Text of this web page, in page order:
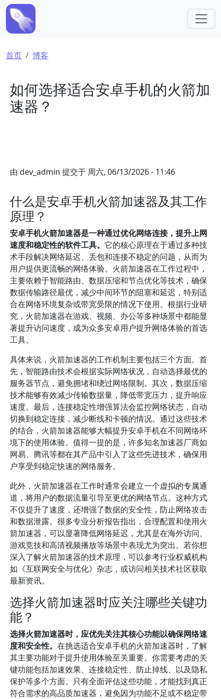
跳转到主要内容
面包屑
首页 博客
如何选择适合安卓手机的火箭加
速器？
由 dev_admin 提交于 周六, 06/13/2026 - 11:46
什么是安卓手机火箭加速器及其工作
原理？
安卓手机火箭加速器是一种通过优化网络连接，提升上网
速度和稳定性的软件工具。 它的核心原理在于通过多种技
术手段解决网络延迟、丢包和连接不稳定的问题，从而为
用户提供更流畅的网络体验。火箭加速器在工作过程中，
主要依赖于智能路由、数据压缩和节点优化等技术，确保
数据传输路径最优，减少中间环节的阻塞和延迟，特别适
合在网络环境复杂或带宽受限的情况下使用。根据行业研
究，火箭加速器在游戏、视频、办公等多种场景中都能显
著提升访问速度，成为众多安卓用户提升网络体验的首选
工具。
具体来说，火箭加速器的工作机制主要包括三个方面。首
先，智能路由技术会根据实际网络状况，自动选择最优的
服务器节点，避免拥堵和绕过网络限制。其次，数据压缩
技术能够有效减少传输数据量，降低带宽压力，提升响应
速度。最后，连接稳定性增强算法会监控网络状态，自动
切换到稳定连接，减少断线和卡顿的情况。通过这些技术
的结合，火箭加速器能够大幅提升安卓手机在不同网络环
境下的使用体验。值得一提的是，许多知名加速器厂商如
网易、腾讯等都在其产品中引入了这些先进技术，确保用
户享受到稳定快速的网络服务。
此外，火箭加速器在工作时通常会建立一个虚拟的专属通
道，将用户的数据流量引导至更优的网络节点。这种方式
不仅提升了速度，还增强了数据的安全性，防止网络攻击
和数据泄露。很多专业分析报告指出，合理配置和使用火
箭加速器，可以显著降低网络延迟，尤其是在海外访问、
游戏竞技和高清视频播放等场景中表现尤为突出。若你想
深入了解火箭加速器的技术原理，可以参考行业权威机构
如《互联网安全与优化》杂志，或访问相关技术社区获取
最新资讯。
选择火箭加速器时应关注哪些关键功
能？
选择火箭加速器时，应优先关注其核心功能以确保网络速
度和安全性。 在挑选适合安卓手机的火箭加速器时，了解
其主要功能对于提升使用体验至关重要。你需要考虑的关
键功能包括加速效果、连接稳定性、防止掉线、以及隐私
保护等多个方面。只有全面评估这些功能，才能找到真正
符合需求的高品质加速器，避免因为功能不足或不稳定带